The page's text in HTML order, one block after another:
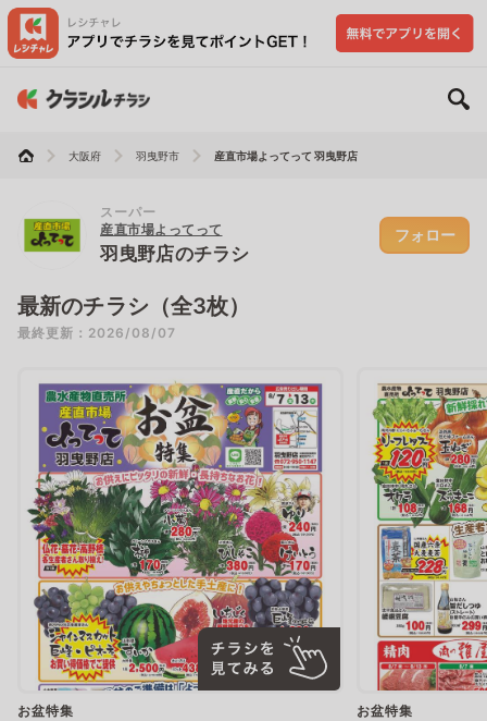
大阪府 羽曳野市 産直市場よってって 羽曳野店
スーパー
産直市場よってって
羽曳野店のチラシ
フォロー
最新のチラシ（全3枚）
最終更新：2026/08/07
お盆特集 お盆特集